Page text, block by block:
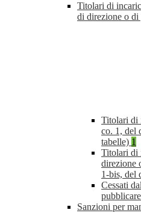
Titolari di
di direzione o di
Titolari di
co. 1, del
tabelle) 1
Titolari di
direzione
1-bis, del
Cessati
Sanzioni per